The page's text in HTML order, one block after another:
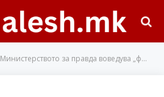
Министерството за правда воведува „фонд против вооружување“ од речиси 1,8 милијарди долари како дел од спогодбата на Трамп со СВП